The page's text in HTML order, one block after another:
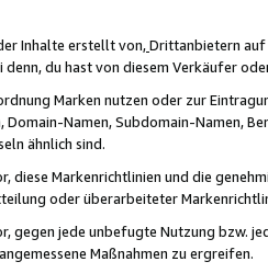
Inhalte erstellt von,Drittanbietern auf
du hast von diesem Verkäufer
Marken nutzen oder zur
Domain-Namen, Subdomain-Namen,
ähnlich sind.
diese Markenrichtlinien und die
oder überarbeiteter
gegen jede unbefugte Nutzung bzw.
Maßnahmen zu ergreifen.